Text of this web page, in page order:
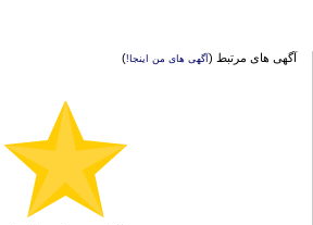
آگهی های مرتبط (آگهی های من اینجا!)